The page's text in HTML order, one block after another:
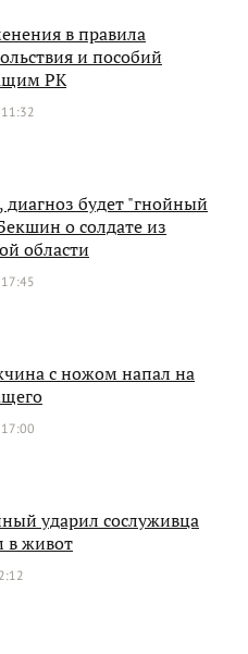
в правила
и пособий
РК
диагноз будет "гнойный
о солдате из
области
с ножом напал на
ударил сослуживца
живот